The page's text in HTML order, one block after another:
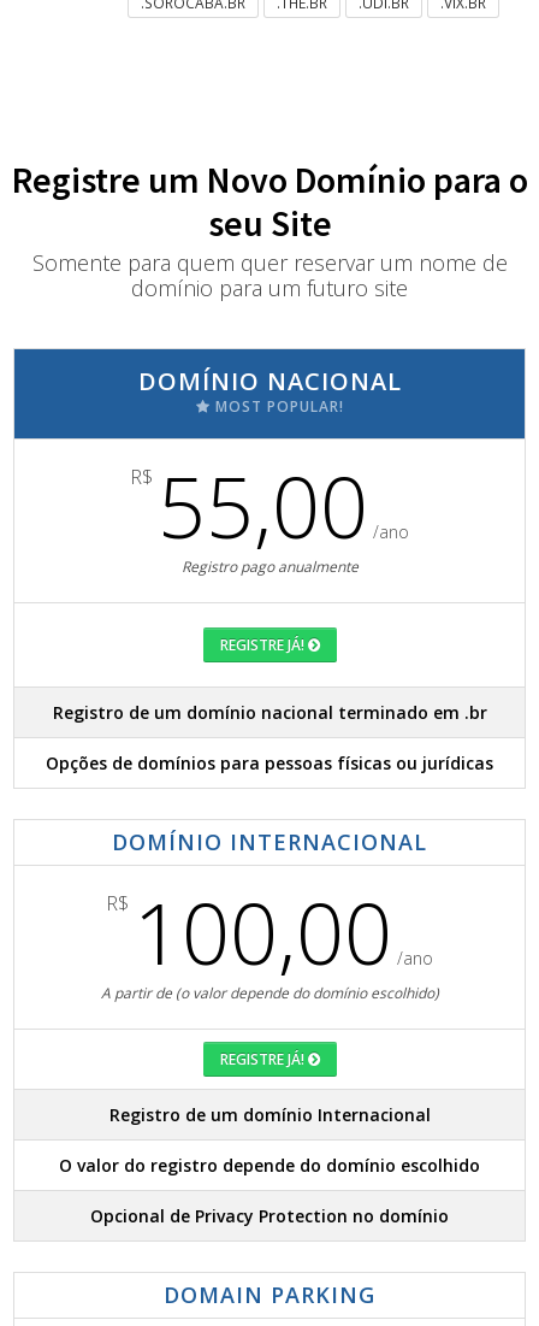
Registre um Novo Domínio para o
seu Site
Somente para quem quer reservar um nome de
domínio para um futuro site
DOMÍNIO NACIONAL
MOST POPULAR!
R$ 55,00 /ano
Registro pago anualmente
REGISTRE JÁ!
Registro de um domínio nacional terminado em .br
Opções de domínios para pessoas físicas ou jurídicas
DOMÍNIO INTERNACIONAL
R$ 100,00 /ano
A partir de (o valor depende do domínio escolhido)
REGISTRE JÁ!
Registro de um domínio Internacional
O valor do registro depende do domínio escolhido
Opcional de Privacy Protection no domínio
DOMAIN PARKING